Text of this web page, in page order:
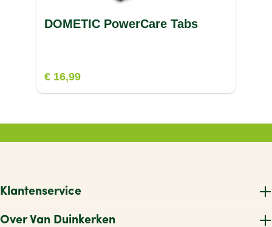
DOMETIC PowerCare Tabs
€ 16,99
Klantenservice
Over Van Duinkerken